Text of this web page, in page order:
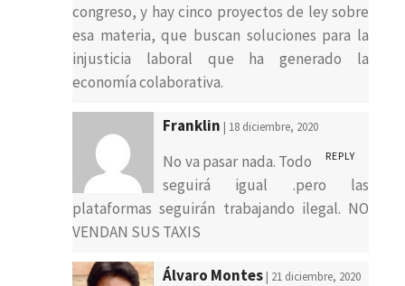
congreso, y hay cinco proyectos de ley sobre
esa materia, que buscan soluciones para la
injusticia laboral que ha generado la
economía colaborativa.
Franklin | 18 diciembre, 2020
REPLY
No va pasar nada. Todo
seguirá igual .pero las
plataformas seguirán trabajando ilegal. NO
VENDAN SUS TAXIS
Álvaro Montes | 21 diciembre, 2020